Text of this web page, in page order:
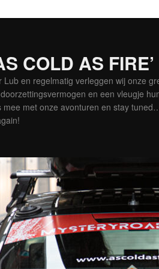
COLD AS FIRE’
Lub en regelmatig verleggen wij onze
en een vleugje
mee met onze avonturen en stay